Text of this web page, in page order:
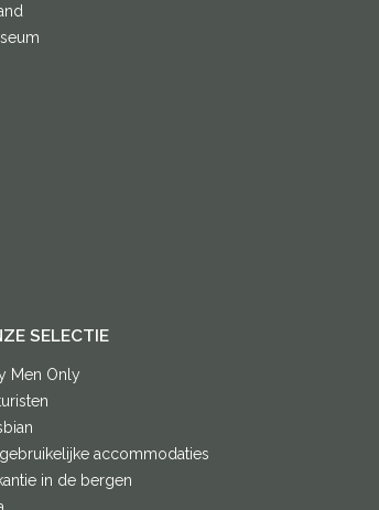
SELECTIE
Men Only
accommodaties
in de bergen